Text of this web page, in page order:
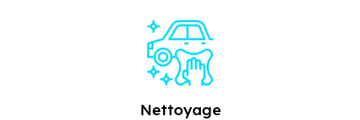
Nettoyage